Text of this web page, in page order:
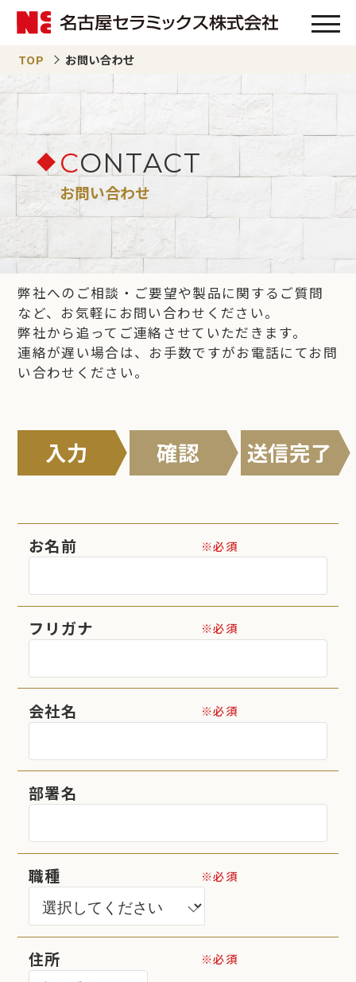
TOP お問い合わせ
CONTACT
お問い合わせ
弊社へのご相談・ご要望や製品に関するご質問
など、お気軽にお問い合わせください。
弊社から追ってご連絡させていただきます。
連絡が遅い場合は、お手数ですがお電話にてお問
い合わせください。
入力 確認 送信完了
お名前 ※必須
フリガナ ※必須
会社名 ※必須
部署名
職種 ※必須
住所 ※必須